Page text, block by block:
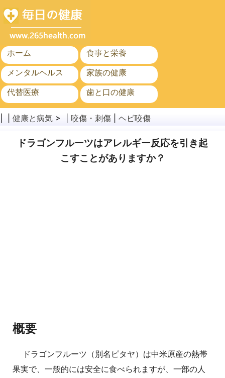
ホーム
食事と栄養
メンタルヘルス
家族の健康
代替医療
歯と口の健康
がん
公衆衛生
健康と病気 > | 咬傷・刺傷 ヘビ咬傷
ドラゴンフルーツはアレルギー反応を引き起
こすことがありますか？
概要
ドラゴンフルーツ（別名ピタヤ）は中米原産の熱帯
果実で、一般的には安全に食べられますが、一部の人